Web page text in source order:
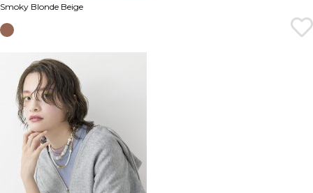
Smoky Blonde Beige